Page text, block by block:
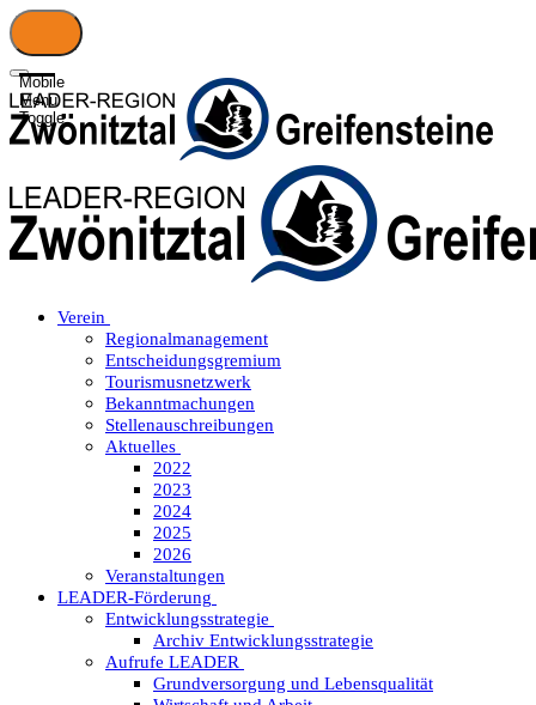
Mobile
Menu
Toggle
Verein
Regionalmanagement
Entscheidungsgremium
Tourismusnetzwerk
Bekanntmachungen
Stellenauschreibungen
Aktuelles
2022
2023
2024
2025
2026
Veranstaltungen
LEADER-Förderung
Entwicklungsstrategie
Archiv Entwicklungsstrategie
Aufrufe LEADER
Grundversorgung und Lebensqualität